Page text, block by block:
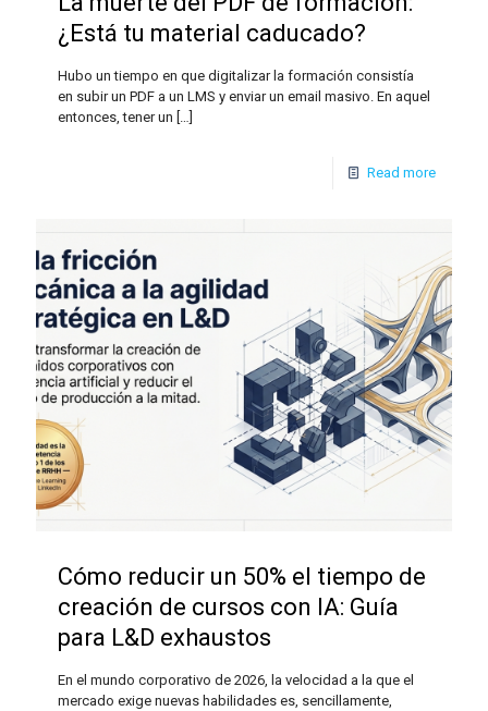
¿Está tu material caducado?
Hubo un tiempo en que digitalizar la formación consistía
en subir un PDF a un LMS y enviar un email masivo. En aquel
entonces, tener un […]
Read more
Cómo reducir un 50% el tiempo de
creación de cursos con IA: Guía
para L&D exhaustos
En el mundo corporativo de 2026, la velocidad a la que el
mercado exige nuevas habilidades es, sencillamente,